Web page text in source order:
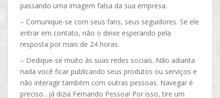
passando uma imagem falsa da sua empresa.
– Comunique-se com seus fans, seus seguidores. Se ele
entrar em contato, não o deixe esperando pela
resposta por mais de 24 horas.
– Dedique-se muito às suas redes sociais. Não adianta
nada você ficar publicando seus produtos ou serviços e
não interagir também com outras pessoas. Navegar é
preciso…já dizia Fernando Pessoa! Por isso, tire um